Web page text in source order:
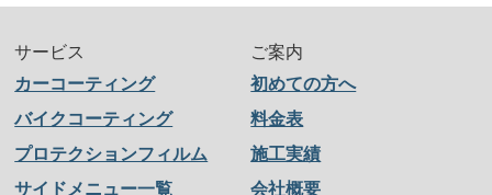
サービス
カーコーティング
バイクコーティング
プロテクションフィルム
サイドメニュー一覧
ご案内
初めての方へ
料金表
施工実績
会社概要